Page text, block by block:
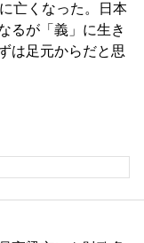
亡くなった。日本
るが「義」に生き
は足元からだと思